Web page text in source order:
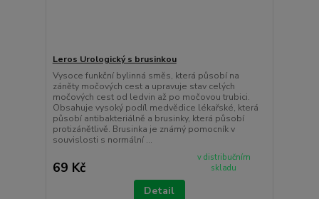
Leros Urologický s brusinkou
Vysoce funkční bylinná směs, která působí na
záněty močových cest a upravuje stav celých
močových cest od ledvin až po močovou trubici.
Obsahuje vysoký podíl medvědice lékařské, která
působí antibakteriálně a brusinky, která působí
protizánětlivě. Brusinka je známý pomocník v
souvislosti s normální ...
69 Kč
v distribučním
skladu
Detail